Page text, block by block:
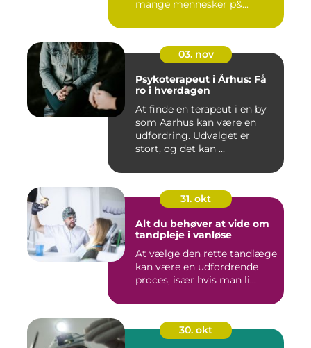
mange mennesker p&...
03. nov
Psykoterapeut i Århus: Få
ro i hverdagen
At finde en terapeut i en by
som Aarhus kan være en
udfordring. Udvalget er
stort, og det kan ...
31. okt
Alt du behøver at vide om
tandpleje i vanløse
At vælge den rette tandlæge
kan være en udfordrende
proces, især hvis man li...
30. okt